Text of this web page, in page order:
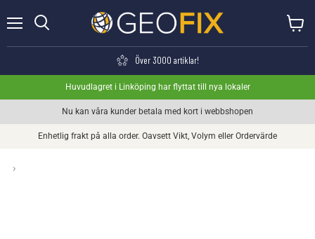
Över 3000 artiklar!
Huvudlagret i Linköping har flyttat till nya lokaler
Nu kan våra kunder betala med kort i webbshopen
Enhetlig frakt på alla order. Oavsett Vikt, Volym eller Ordervärde
›